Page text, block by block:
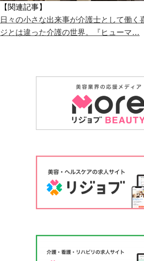
【関連記事】
日々の小さな出来事が介護士として働く
ジとは違った介護の世界。『ヒューマ…